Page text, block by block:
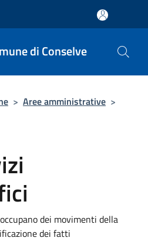
di Conselve
> Aree amministrative >
dei movimenti della
dei fatti